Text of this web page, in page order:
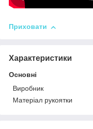
Приховати
Характеристики
Основні
Виробник
Матеріал рукоятки